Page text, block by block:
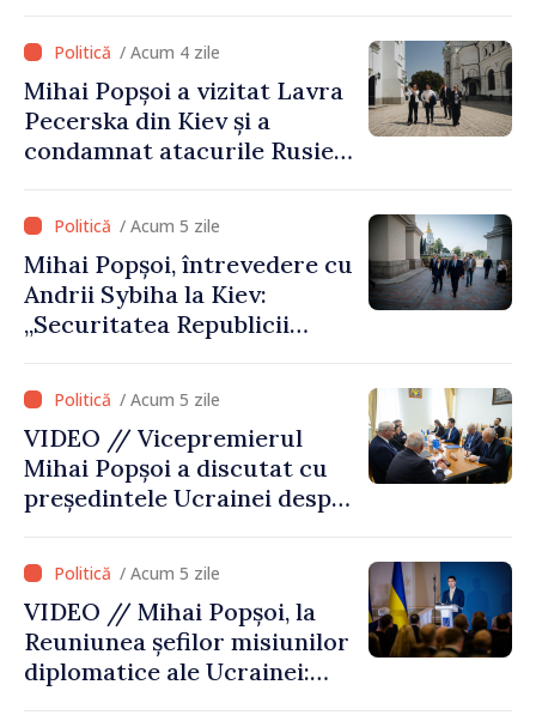
talibană. Aprobarea acestei
vizite a fost o eroare de
evaluare și de coordonare
instituțională”
/ Acum 4 zile
Mihai Popșoi a vizitat Lavra
Pecerska din Kiev și a
condamnat atacurile Rusiei
cultural al Ucrainei
/ Acum 5 zile
Mihai Popșoi, întrevedere cu
Andrii Sybiha la Kiev:
„Securitatea Republicii
de securitatea Ucrainei”
/ Acum 5 zile
VIDEO // Vicepremierul
Mihai Popșoi a discutat cu
președintele Ucrainei despre
hidrologice din bazinul
râului Nistru și proiecte
comune în infrastructură și
energie
/ Acum 5 zile
VIDEO // Mihai Popșoi, la
Reuniunea șefilor misiunilor
diplomatice ale Ucrainei: